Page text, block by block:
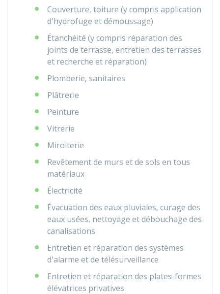
Couverture, toiture (y compris application
d'hydrofuge et démoussage)
Étanchéité (y compris réparation des
joints de terrasse, entretien des terrasses
et recherche et réparation)
Plomberie, sanitaires
Plâtrerie
Peinture
Vitrerie
Miroiterie
Revêtement de murs et de sols en tous
matériaux
Électricité
Évacuation des eaux pluviales, curage des
eaux usées, nettoyage et débouchage des
canalisations
Entretien et réparation des systèmes
d'alarme et de télésurveillance
Entretien et réparation des plates-formes
élévatrices privatives